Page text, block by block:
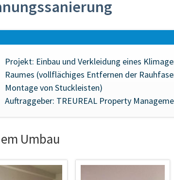
Projekt: Einbau und Verkleidung eines
Raumes (vollflächiges Entfernen der
Montage von Stuckleisten)
Auftraggeber: TREUREAL Property
Umbau